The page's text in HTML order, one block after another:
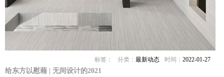
时间：2022-01-27
分类：最新动态
标签：
给东方以慰藉 | 无间设计的2021